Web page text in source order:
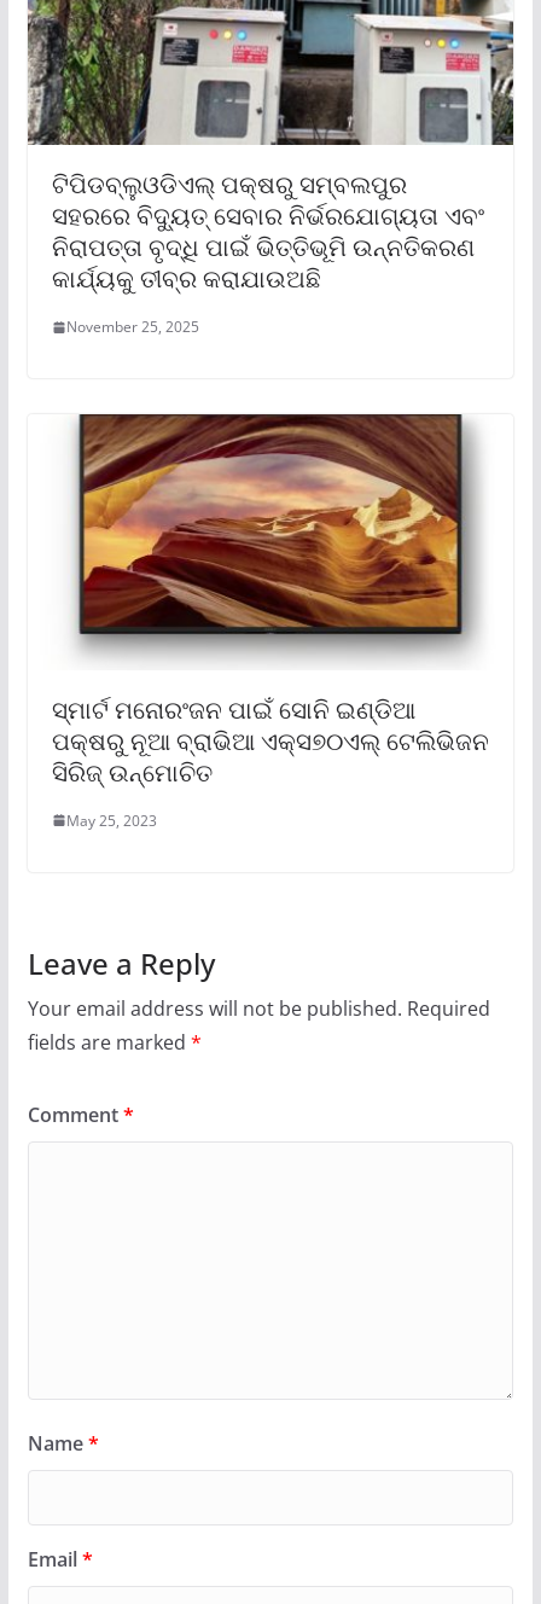
ଟିପିଡବ୍ଲୁଓଡିଏଲ୍ ପକ୍ଷରୁ ସମ୍ବଲପୁର
ସହରରେ ବିଦ୍ୟୁତ୍ ସେବାର ନିର୍ଭରଯୋଗ୍ୟତା ଏବଂ
ନିରାପତ୍ତା ବୃଦ୍ଧି ପାଇଁ ଭିତ୍ତିଭୂମି ଉନ୍ନତିକରଣ
କାର୍ଯ୍ୟକୁ ତୀବ୍ର କରାଯାଉଅଛି
November 25, 2025
ସ୍ମାର୍ଟ ମନୋରଂଜନ ପାଇଁ ସୋନି ଇଣ୍ଡିଆ
ପକ୍ଷରୁ ନୂଆ ବ୍ରାଭିଆ ଏକ୍ସ୭୦ଏଲ୍ ଟେଲିଭିଜନ
ସିରିଜ୍ ଉନ୍ମୋଚିତ
May 25, 2023
Leave a Reply
Your email address will not be published. Required
fields are marked *
Comment*
Name*
Email*